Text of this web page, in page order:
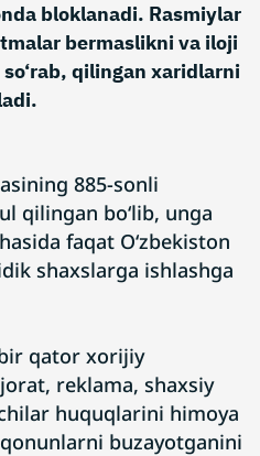
bloklanadi. Rasmiylar
bermaslikni va iloji
qilingan xaridlarni
885-sonli
qilingan bo‘lib, unga
faqat O‘zbekiston
shaxslarga ishlashga
qator xorijiy
reklama, shaxsiy
huquqlarini himoya
buzayotganini